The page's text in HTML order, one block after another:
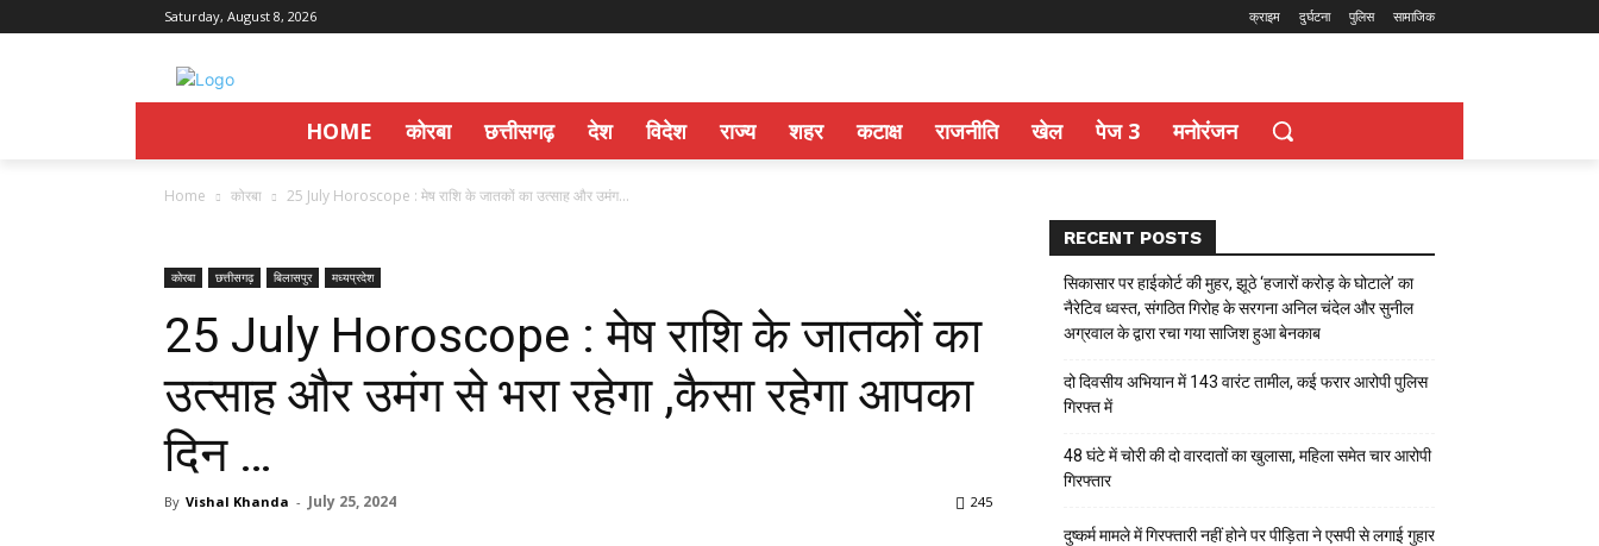
Saturday, August 8, 2026 क्राइम दुर्घटना पुलिस सामाजिक
HOME कोरबा छत्तीसगढ़ देश विदेश राज्य शहर कटाक्ष राजनीति खेल पेज 3 मनोरंजन
Home कोरबा 25 July Horoscope : मेष राशि के जातकों का उत्साह और उमंग...
कोरबा छत्तीसगढ़ बिलासपुर मध्यप्रदेश
25 July Horoscope : मेष राशि के जातकों का
उत्साह और उमंग से भरा रहेगा ,कैसा रहेगा आपका
दिन …
By Vishal Khanda - July 25, 2024 245
RECENT POSTS
सिकासार पर हाईकोर्ट की मुहर, झूठे ‘हजारों करोड़ के घोटाले’ का
नैरेटिव ध्वस्त, संगठित गिरोह के सरगना अनिल चंदेल और सुनील
अग्रवाल के द्वारा रचा गया साजिश हुआ बेनकाब
दो दिवसीय अभियान में 143 वारंट तामील, कई फरार आरोपी पुलिस
गिरफ्त में
48 घंटे में चोरी की दो वारदातों का खुलासा, महिला समेत चार आरोपी
गिरफ्तार
दुष्कर्म मामले में गिरफ्तारी नहीं होने पर पीड़िता ने एसपी से लगाई गुहार